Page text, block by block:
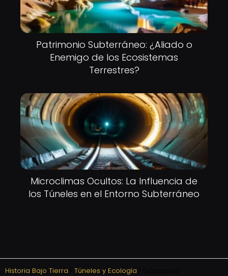
Patrimonio Subterráneo: ¿Aliado o
Enemigo de los Ecosistemas
Terrestres?
Microclimas Ocultos: La Influencia de
los Túneles en el Entorno Subterráneo
Historia Bajo Tierra Túneles y Ecología